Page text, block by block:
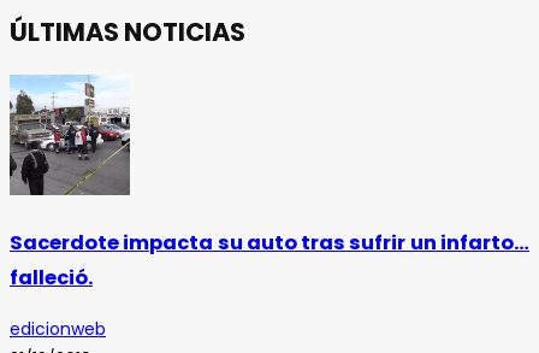
ÚLTIMAS NOTICIAS
Sacerdote impacta su auto tras sufrir un infarto…
falleció.
edicionweb